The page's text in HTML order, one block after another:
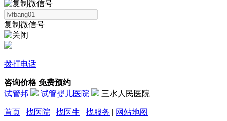
复制微信号
拨打电话
咨询价格 免费预约
试管邦
试管婴儿医院 三水人民医院
首页 | 找医院 | 找医生 | 找服务 | 网站地图